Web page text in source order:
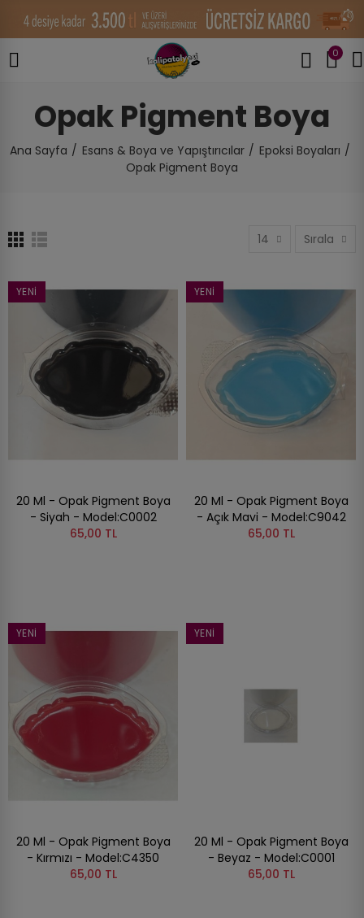
0
Opak Pigment Boya
Ana Sayfa Esans & Boya ve Yapıştırıcılar
Epoksi Boyaları
Opak Pigment Boya
14 Sırala
YENI
20 Ml - Opak Pigment Boya
- Siyah - Model:C0002
65,00 TL
YENI
20 Ml - Opak Pigment Boya
- Açık Mavi - Model:C9042
65,00 TL
YENI
20 Ml - Opak Pigment Boya
- Kırmızı - Model:C4350
65,00 TL
YENI
20 Ml - Opak Pigment Boya
- Beyaz - Model:C0001
65,00 TL